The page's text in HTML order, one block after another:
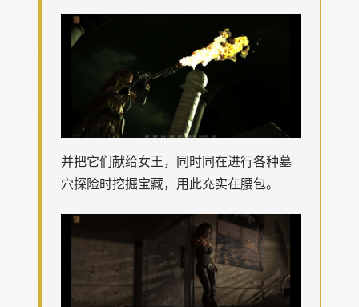
并把它们献给女王，同时同在进行各种墓
穴探险时挖掘宝藏，用此充实在腰包。